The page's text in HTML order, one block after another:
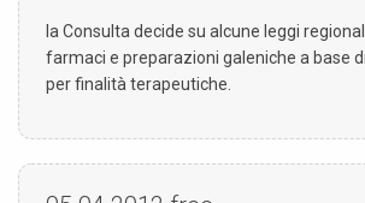
la Consulta decide su alcune leggi
farmaci e preparazioni galeniche a base
per finalità terapeutiche.